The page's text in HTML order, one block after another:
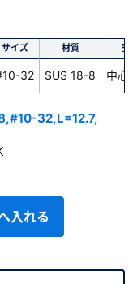
サイズ 材質 空
32 SUS 18-8 中心
32,L=12.7,
入れる